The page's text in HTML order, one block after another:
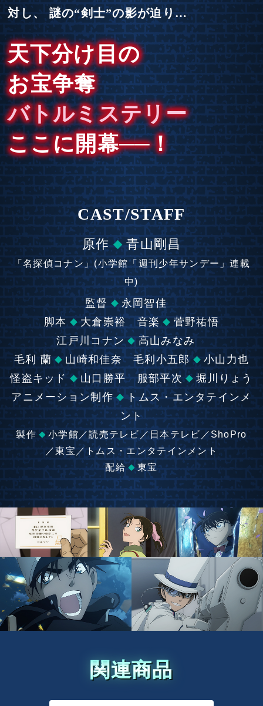
対し、
謎の“剣士”の影が迫り…
天下分け目の
お宝争奪
バトルミステリー
ここに開幕──！
CAST/STAFF
原作 青山剛昌
「名探偵コナン」(小学館「週刊少年サンデー」連載
中)
監督
永岡智佳
脚本
大倉崇裕 音楽
菅野祐悟
江戸川コナン
高山みなみ
毛利 蘭
山崎和佳奈 毛利小五郎
小山力也
怪盗キッド
山口勝平 服部平次
堀川りょう
アニメーション制作
トムス・エンタテインメ
ント
製作
小学館／読売テレビ／日本テレビ／ShoPro
／東宝／トムス・エンタテインメント
配給
東宝
関連商品